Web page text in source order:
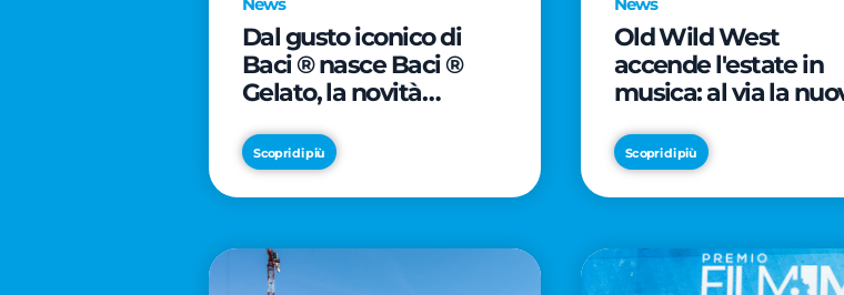
Dal gusto iconico di
Baci ® nasce Baci ®
Gelato, la novità
Scopri di più
Old Wild West
accende l'estate in
musica: al via la
e le prestigiose
partnership con
Italia e Live Nation
Scopri di più